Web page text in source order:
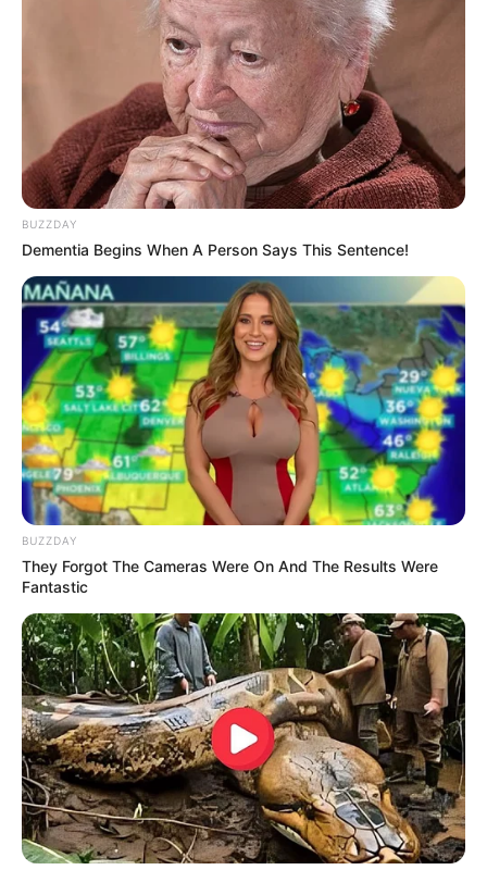
Bikin Ngakak, 10 Potret
Cosplay Murah Pakai Bahan
Anti Mainstream, 10 Cara
Membawa Barang Belanjaan
Versi Warga Thailand
Langka Banget! 10 Pose Lucu
Katak yang Bikin Ketawa
Gemes
Ambyar! 10 Kalimat Baper
Pakai Bahasa Jawa Ini Bikin
Galau Abis
BUZZDAY
Dementia Begins When A Person Says This Sentence!
BUZZDAY
They Forgot The Cameras Were On And The Results Were
Fantastic